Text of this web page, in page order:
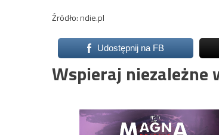
Źródło: ndie.pl
Udostępnij na FB
Wspieraj niezależne